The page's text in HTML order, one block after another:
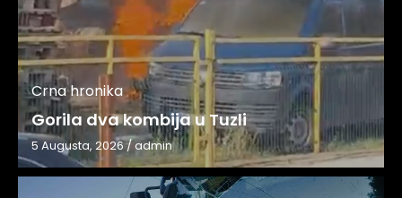
Crna hronika
Gorila dva kombija u Tuzli
5 Augusta, 2026/admin